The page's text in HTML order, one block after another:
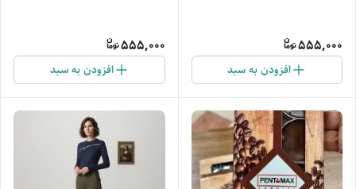
555,000
افزودن به سبد
555,000
افزودن به سبد